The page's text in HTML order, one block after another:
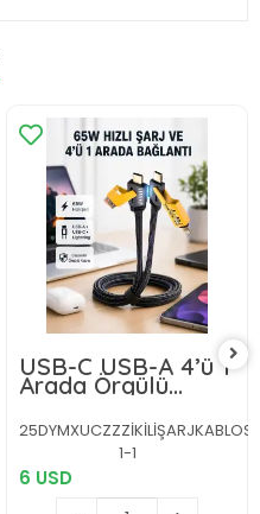
USB-C USB-A 4’ü 1
Arada Örgülü
Kablo 65W Hızlı
Şarj Metal Uç
Dayanıklı1-1
6 USD